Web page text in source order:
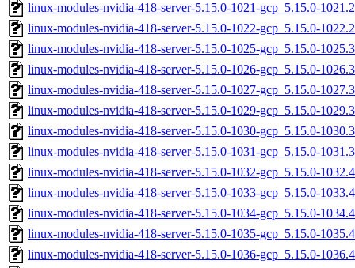
linux-modules-nvidia-418-server-5.15.0-1021-gcp_5.15.0-
linux-modules-nvidia-418-server-5.15.0-1022-gcp_5.15.0-
linux-modules-nvidia-418-server-5.15.0-1025-gcp_5.15.0-
linux-modules-nvidia-418-server-5.15.0-1026-gcp_5.15.0-
linux-modules-nvidia-418-server-5.15.0-1027-gcp_5.15.0-
linux-modules-nvidia-418-server-5.15.0-1029-gcp_5.15.0-
linux-modules-nvidia-418-server-5.15.0-1030-gcp_5.15.0-
linux-modules-nvidia-418-server-5.15.0-1031-gcp_5.15.0-
linux-modules-nvidia-418-server-5.15.0-1032-gcp_5.15.0-
linux-modules-nvidia-418-server-5.15.0-1033-gcp_5.15.0-
linux-modules-nvidia-418-server-5.15.0-1034-gcp_5.15.0-
linux-modules-nvidia-418-server-5.15.0-1035-gcp_5.15.0-
linux-modules-nvidia-418-server-5.15.0-1036-gcp_5.15.0-